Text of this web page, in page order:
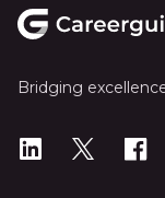
Bridging
LinkedIn
X